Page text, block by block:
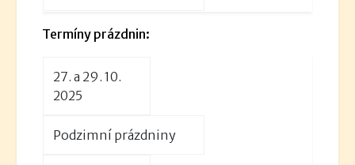
Termíny prázdnin:
27. a 29. 10.
2025
Podzimní prázdniny